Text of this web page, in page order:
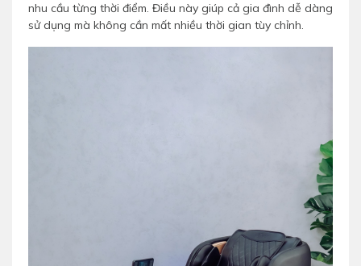
nhu cầu từng thời điểm. Điều này giúp cả gia đình dễ dàng
sử dụng mà không cần mất nhiều thời gian tùy chỉnh.